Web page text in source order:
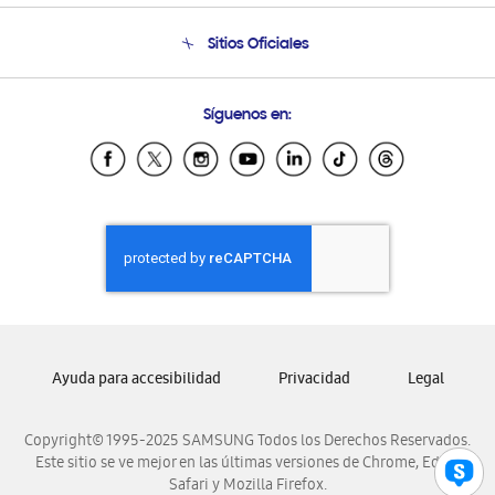
Condiciones de Compra
Soporte vía eMail
Sitios Oficiales
Samsung Ecuador
Samsung El Salvador
Samsung Honduras
Samsung Nicaragua
Samsung Panamá
Samsung Venezuela
Síguenos en:
Copyright© 1995-2025 SAMSUNG Todos los Derechos Reservados.
Este sitio se ve mejor en las últimas versiones de Chrome, Edge,
Safari y Mozilla Firefox.
Ayuda para accesibilidad Privacidad Legal